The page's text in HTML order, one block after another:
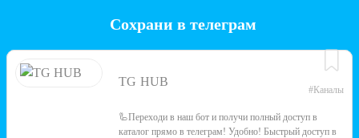
Сохрани в телеграм
TG HUB
#Каналы
🦾Переходи в наш бот и получи полный доступ в
каталог прямо в телеграм! Удобно! Быстрый доступ в